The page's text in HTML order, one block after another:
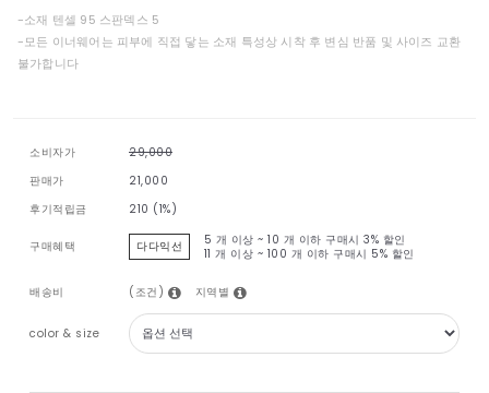
-소재 텐셀 95 스판덱스 5
-모든 이너웨어는 피부에 직접 닿는 소재 특성상 시착 후 변심 반품 및 사이즈 교환
불가합니다
소비자가
29,000
판매가
21,000
후기적립금
210 (1%)
구매혜택 다다익선 5 개 이상 ~ 10 개 이하 구매시 3% 할인
11 개 이상 ~ 100 개 이하 구매시 5% 할인
배송비 (조건) 지역별
color & size